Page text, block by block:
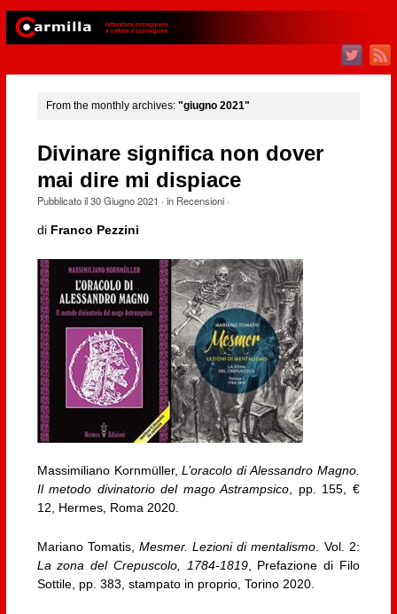
From the monthly archives: "giugno 2021"
Divinare significa non dover
mai dire mi dispiace
Pubblicato il30 Giugno 2021 · in Recensioni·
di Franco Pezzini
Massimiliano Kornmüller,L’oracolo di Alessandro Magno.
Il metodo divinatorio del mago Astrampsico, pp. 155, €
12, Hermes, Roma 2020.
Mariano Tomatis,Mesmer. Lezioni di mentalismo . Vol. 2:
La zona del Crepuscolo, 1784-1819, Prefazione di Filo
Sottile, pp. 383, stampato in proprio, Torino 2020.